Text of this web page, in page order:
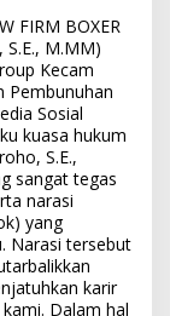
FIRM BOXER
M.MM)
Kecam
Pembunuhan
Sosial
kuasa hukum
S.E.,
sangat tegas
narasi
yang
Narasi tersebut
karir
Dalam hal